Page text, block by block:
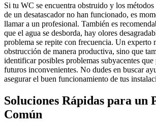
Si tu WC se encuentra obstruido y los métodos
de un desatascador no han funcionado, es
llamar a un profesional. También es
que el agua se desborda, hay olores
problema se repite con frecuencia. Un experto
obstrucción de manera productiva, sino que
identificar posibles problemas subyacentes que
futuros inconvenientes. No dudes en buscar
asegurar el buen funcionamiento de tus
Soluciones Rápidas para un
Común